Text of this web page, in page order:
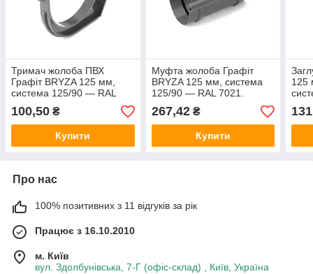
Тримач жолоба ПВХ
Графіт BRYZA 125 мм,
система 125/90 — RAL
7021.
100,50 ₴
Купити
Муфта жолоба Графіт
BRYZA 125 мм, система
125/90 — RAL 7021.
267,42₴
Купити
125
Про нас
100% позитивних з 11 відгуків за рік
Працює з 16.10.2010
м. Київ
вул. Здолбунівська, 7-Г (офіс-склад) , Київ, Україна